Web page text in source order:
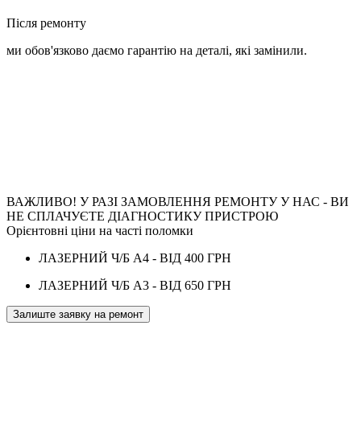
Після ремонту
ми обов'язково даємо гарантію на деталі, які замінили.
ВАЖЛИВО! У РАЗІ ЗАМОВЛЕННЯ РЕМОНТУ У НАС - ВИ
НЕ СПЛАЧУЄТЕ ДІАГНОСТИКУ ПРИСТРОЮ
Орієнтовні ціни на часті поломки
ЛАЗЕРНИЙ Ч/Б А4 - ВІД 400 ГРН
ЛАЗЕРНИЙ Ч/Б А3 - ВІД 650 ГРН
Залиште заявку на ремонт